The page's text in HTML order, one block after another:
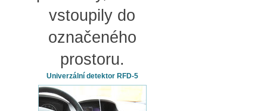
vstoupily do
označeného
prostoru.
Univerzální detektor RFD-5